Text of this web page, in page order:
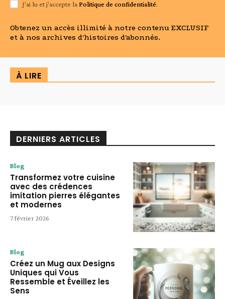
J'ai lu et j'accepte la Politique de confidentialité.
Obtenez un accès illimité à notre contenu EXCLUSIF
et à nos archives d'histoires d'abonnés.
À LIRE
DERNIERS ARTICLES
Blog
Transformez votre cuisine
avec des crédences
imitation pierres élégantes
et modernes
7 février 2026
Blog
Créez un Mug aux Designs
Uniques qui Vous
Ressemble et Éveillez les
Sens